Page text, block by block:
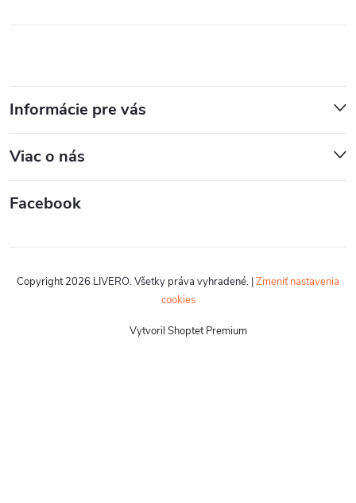
Informácie pre vás
Viac o nás
Facebook
Vytvoril Shoptet Premium
Copyright 2026 LIVERO. Všetky práva vyhradené. Zmeniť nastavenia
cookies